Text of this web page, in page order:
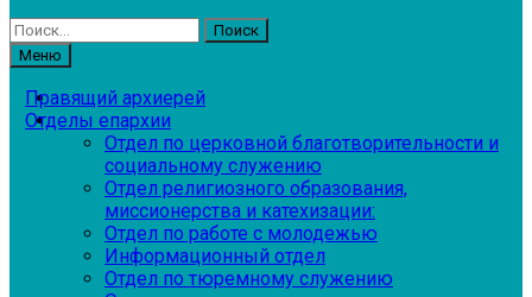
Найти:
Меню
Правящий архиерей
Отделы епархии
Отдел по церковной благотворительности и
социальному служению
Отдел религиозного образования,
миссионерства и катехизации:
Отдел по работе с молодежью
Информационный отдел
Отдел по тюремному служению